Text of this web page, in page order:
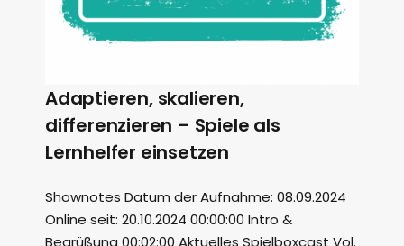
Adaptieren, skalieren,
differenzieren – Spiele als
Lernhelfer einsetzen
Shownotes Datum der Aufnahme: 08.09.2024
Online seit: 20.10.2024 00:00:00 Intro &
Begrüßung 00:02:00 Aktuelles Spielboxcast Vol.